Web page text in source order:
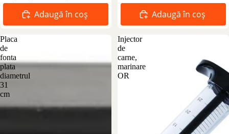
Adaugă în coș Adaugă în coș
Placa
de
fonta
plata
diametrul
31
cm
Injector
de
carne,
marinare
OR